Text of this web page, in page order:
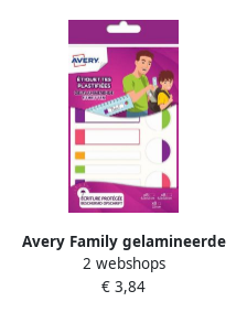
Avery Family gelamineerde
etiketten etui met 24
etiketten geassorteerde
2 webshops
€ 3,84